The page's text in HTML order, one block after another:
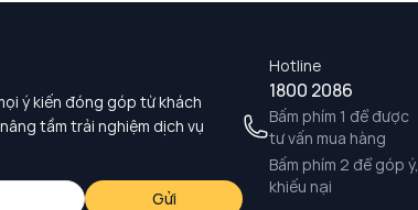
Hotline
1800 2086
Bấm phím 1 để được
tư vấn mua hàng
Bấm phím 2 để góp ý,
khiếu nại
ý kiến đóng góp từ khách
tầm trải nghiệm dịch vụ
Gửi